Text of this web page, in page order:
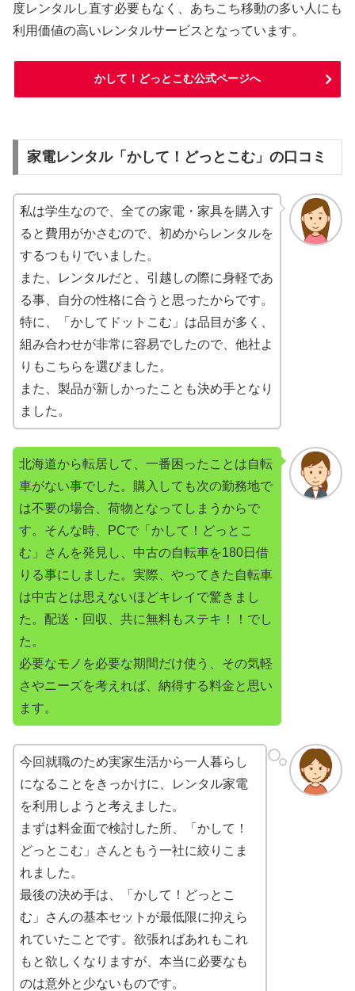
度レンタルし直す必要もなく、あちこち移動の多い人にも
利用価値の高いレンタルサービスとなっています。
かして！どっとこむ公式ページへ
家電レンタル「かして！どっとこむ」の口コミ
私は学生なので、全ての家電・家具を購入す
ると費用がかさむので、初めからレンタルを
するつもりでいました。
また、レンタルだと、引越しの際に身軽であ
る事、自分の性格に合うと思ったからです。
特に、「かしてドットこむ」は品目が多く、
組み合わせが非常に容易でしたので、他社よ
りもこちらを選びました。
また、製品が新しかったことも決め手となり
ました。
北海道から転居して、一番困ったことは自転
車がない事でした。購入しても次の勤務地で
は不要の場合、荷物となってしまうからで
す。そんな時、PCで「かして！どっとこ
む」さんを発見し、中古の自転車を180日借
りる事にしました。実際、やってきた自転車
は中古とは思えないほどキレイで驚きまし
た。配送・回収、共に無料もステキ！！でし
た。
必要なモノを必要な期間だけ使う、その気軽
さやニーズを考えれば、納得する料金と思い
ます。
今回就職のため実家生活から一人暮らし
になることをきっかけに、レンタル家電
を利用しようと考えました。
まずは料金面で検討した所、「かして！
どっとこむ」さんともう一社に絞りこま
れました。
最後の決め手は、「かして！どっとこ
む」さんの基本セットが最低限に抑えら
れていたことです。欲張ればあれもこれ
もと欲しくなりますが、本当に必要なも
のは意外と少ないものです。